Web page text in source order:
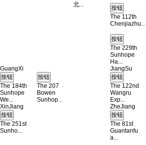
北...
The 112th
Chenjiazhu...
The 229th
Sunhope
Ha...
GuangXi
The 184th
Sunhope
We...
The 207
Bowen
Sunhop...
JiangSu
The 122nd
Wangru
Exp...
XinJiang
The 251st
Sunho...
ZheJiang
The 81st
Guantanfu
a...